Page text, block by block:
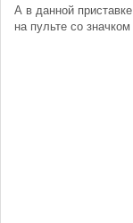
А в данной
на пульте со